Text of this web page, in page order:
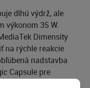
dlhú výdrž, ale
výkonom 35 W.
Dimensity
na rýchle reakcie
nadstavba
Capsule pre